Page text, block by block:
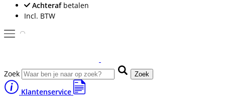
Achterafbetalen
Incl. BTW
Zoek Zoek
Klantenservice